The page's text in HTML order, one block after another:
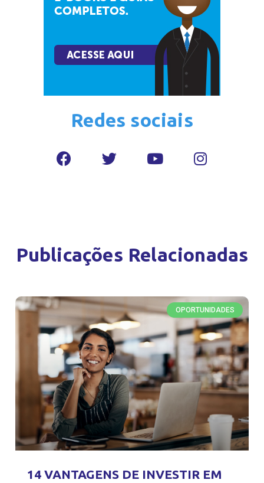
Redes sociais
Publicações Relacionadas
OPORTUNIDADES
14 VANTAGENS DE INVESTIR EM